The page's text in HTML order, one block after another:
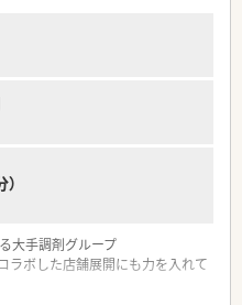
ちろん、心身をリフレッシュでき
います！
標値を設けることで、過度な負担
大手調剤グループ
ラボした店舗展開にも力を入れて